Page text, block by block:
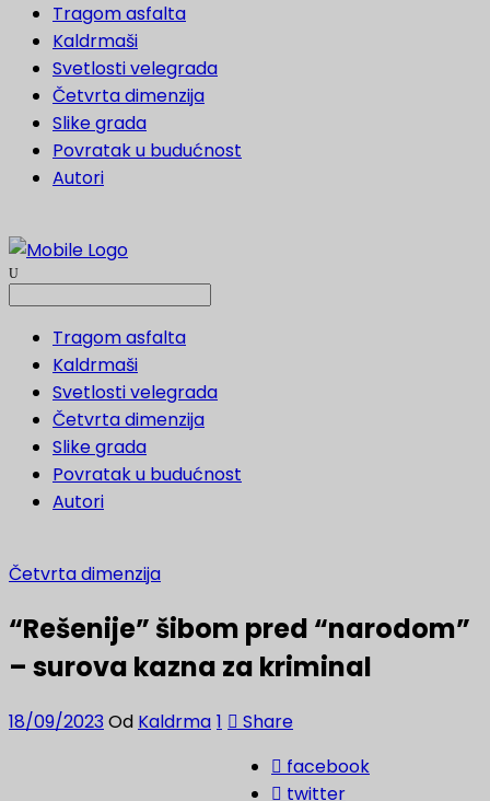
Tragom asfalta
Kaldrmaši
Svetlosti velegrada
Četvrta dimenzija
Slike grada
Povratak u budućnost
Autori
Tragom asfalta
Kaldrmaši
Svetlosti velegrada
Četvrta dimenzija
Slike grada
Povratak u budućnost
Autori
Četvrta dimenzija
“Rešenije” šibom pred “narodom”
– surova kazna za kriminal
18/09/2023 Od Kaldrma 1
Share
facebook
twitter